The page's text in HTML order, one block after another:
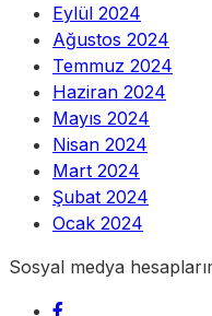
Eylül 2024
Ağustos 2024
Temmuz 2024
Haziran 2024
Mayıs 2024
Nisan 2024
Mart 2024
Şubat 2024
Ocak 2024
Sosyal medya